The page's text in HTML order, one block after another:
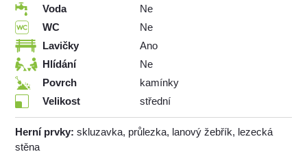
Voda
Ne
WC
Ne
Lavičky
Ano
Hlídání
Ne
Povrch
kamínky
Velikost
střední
Herní prvky: skluzavka, průlezka, lanový žebřík, lezecká
stěna